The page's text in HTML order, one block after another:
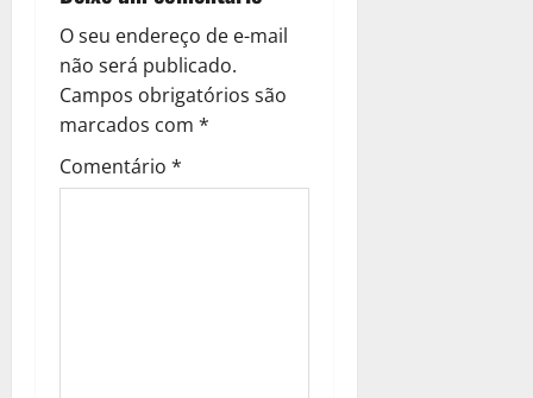
O seu endereço de e-mail
não será publicado.
Campos obrigatórios são
marcados com *
Comentário *